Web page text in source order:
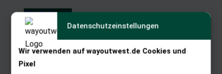
Weiterlesen
Quick View
Impuls Contour
Datenschutzeinstellungen
Wir verwenden auf wayoutwest.de Cookies und
Pixel